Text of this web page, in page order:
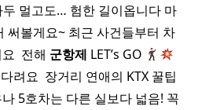
멀고도… 험한 길이옵니다 마
써볼게요~ 최근 사건들부터 차
전해 군항제 LET’s GO
려요 ​ 장거리 연애의 KTX 꿀팁
5호차는 다른 실보다 넓음! 꼭